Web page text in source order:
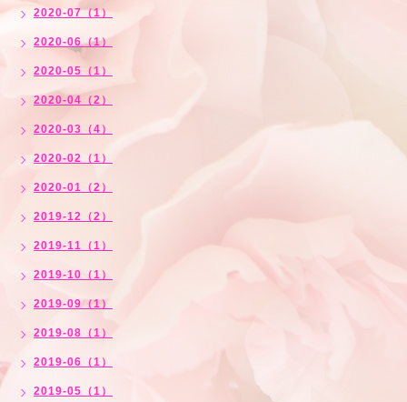
2020-07（1）
2020-06（1）
2020-05（1）
2020-04（2）
2020-03（4）
2020-02（1）
2020-01（2）
2019-12（2）
2019-11（1）
2019-10（1）
2019-09（1）
2019-08（1）
2019-06（1）
2019-05（1）